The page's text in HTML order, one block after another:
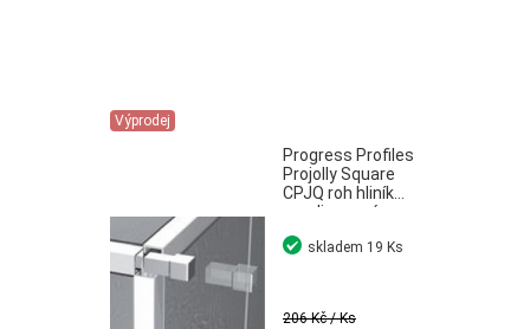
Výprodej
Progress Profiles
Projolly Square
CPJQ roh hliník
anodizované
stříbro
206 Kč/ Ks
skladem 19 Ks